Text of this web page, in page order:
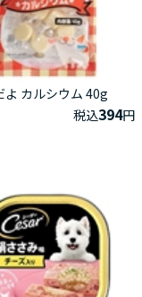
よ カルシウム 40g
税込394円